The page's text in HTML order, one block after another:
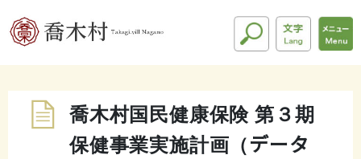
喬木村国民健康保険 第３期
保健事業実施計画（データ